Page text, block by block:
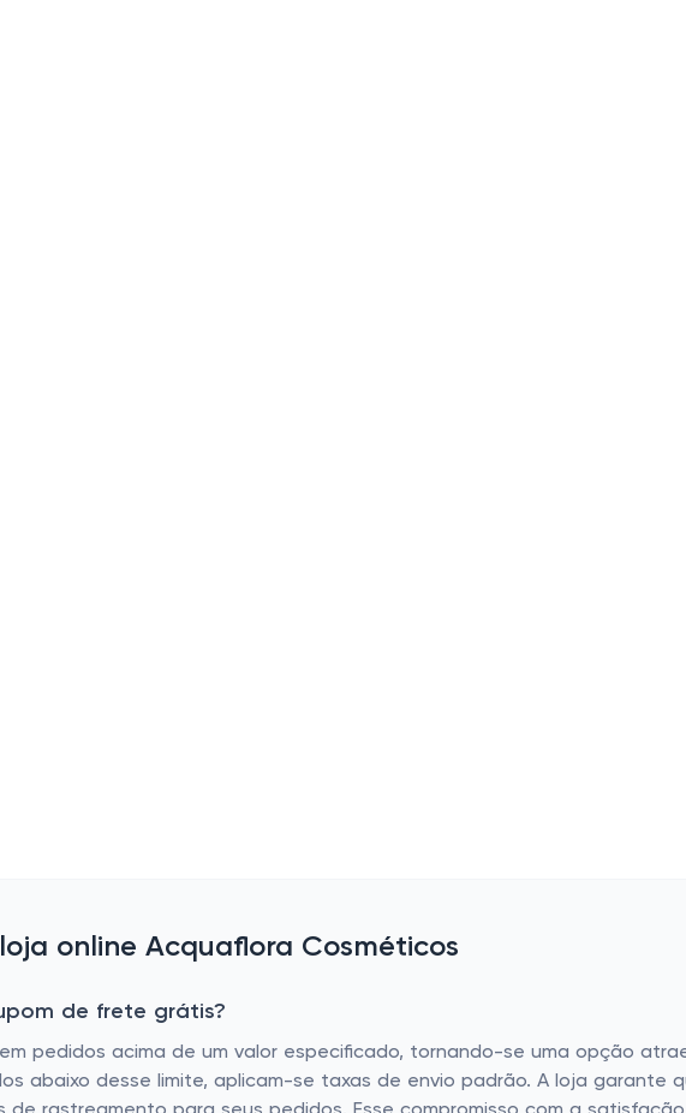
online Acquaflora Cosméticos
de frete grátis?
pedidos acima de um valor especificado, tornando-se uma opção
abaixo desse limite, aplicam-se taxas de envio padrão. A loja garante